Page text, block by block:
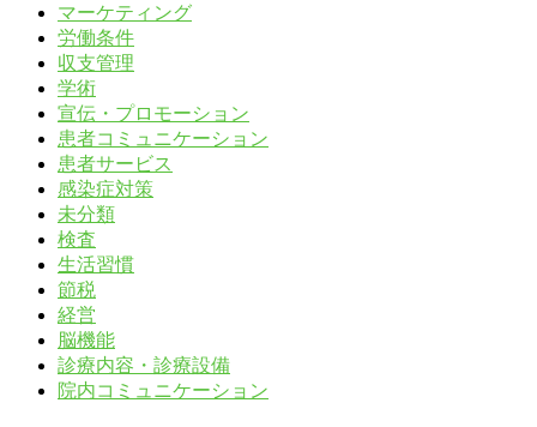
マーケティング
労働条件
収支管理
学術
宣伝・プロモーション
患者コミュニケーション
患者サービス
感染症対策
未分類
検査
生活習慣
節税
経営
脳機能
診療内容・診療設備
院内コミュニケーション